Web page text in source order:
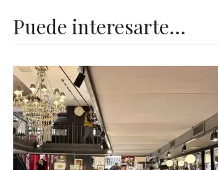
Puede interesarte...